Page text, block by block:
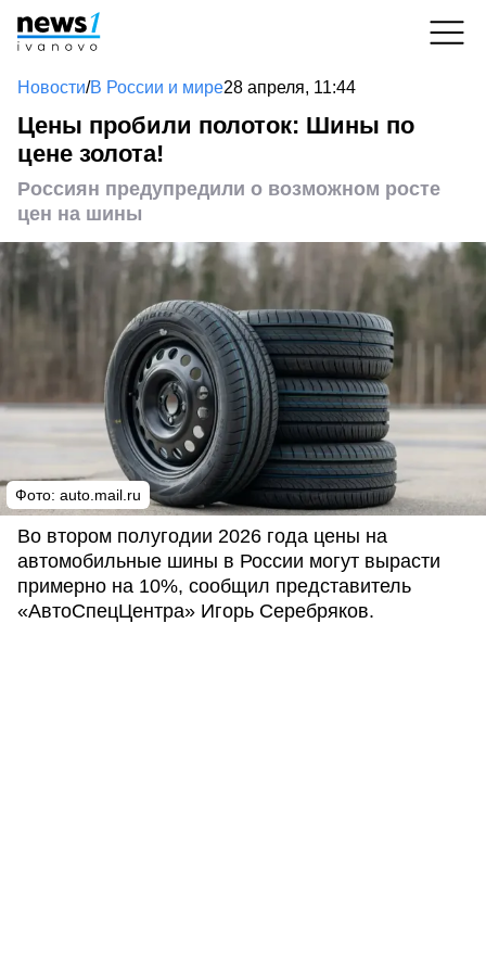
Новости/В России и мире28 апреля, 11:44
Цены пробили полоток: Шины по
цене золота!
Россиян предупредили о возможном росте
цен на шины
Фото: auto.mail.ru
Во втором полугодии 2026 года цены на
автомобильные шины в России могут вырасти
примерно на 10%, сообщил представитель
«АвтоСпецЦентра» Игорь Серебряков.